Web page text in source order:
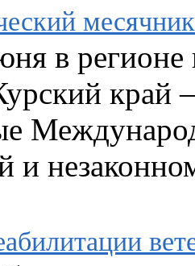
месячник
в
край
и